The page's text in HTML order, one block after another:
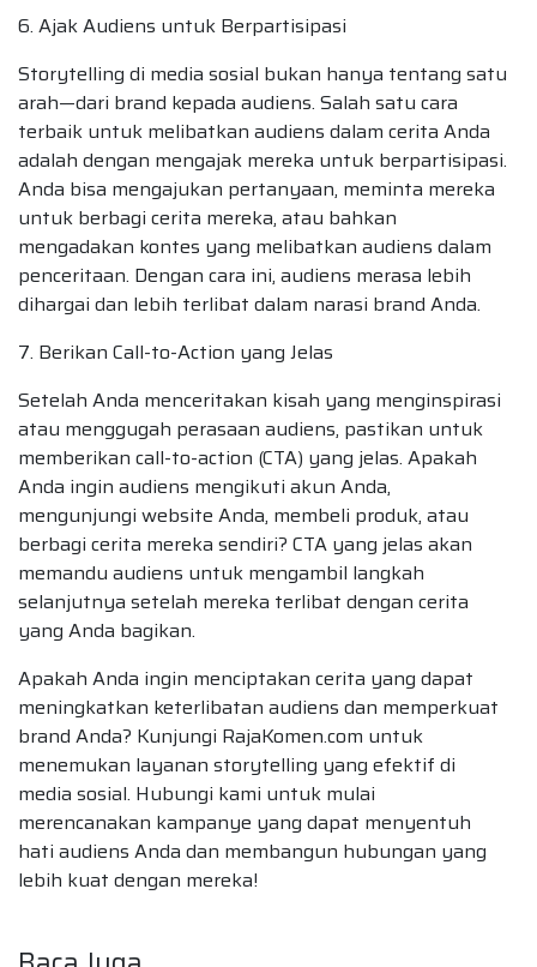
6. Ajak Audiens untuk Berpartisipasi
Storytelling di media sosial bukan hanya tentang satu
arah—dari brand kepada audiens. Salah satu cara
terbaik untuk melibatkan audiens dalam cerita Anda
adalah dengan mengajak mereka untuk berpartisipasi.
Anda bisa mengajukan pertanyaan, meminta mereka
untuk berbagi cerita mereka, atau bahkan
mengadakan kontes yang melibatkan audiens dalam
penceritaan. Dengan cara ini, audiens merasa lebih
dihargai dan lebih terlibat dalam narasi brand Anda.
7. Berikan Call-to-Action yang Jelas
Setelah Anda menceritakan kisah yang menginspirasi
atau menggugah perasaan audiens, pastikan untuk
memberikan call-to-action (CTA) yang jelas. Apakah
Anda ingin audiens mengikuti akun Anda,
mengunjungi website Anda, membeli produk, atau
berbagi cerita mereka sendiri? CTA yang jelas akan
memandu audiens untuk mengambil langkah
selanjutnya setelah mereka terlibat dengan cerita
yang Anda bagikan.
Apakah Anda ingin menciptakan cerita yang dapat
meningkatkan keterlibatan audiens dan memperkuat
brand Anda? Kunjungi RajaKomen.com untuk
menemukan layanan storytelling yang efektif di
media sosial. Hubungi kami untuk mulai
merencanakan kampanye yang dapat menyentuh
hati audiens Anda dan membangun hubungan yang
lebih kuat dengan mereka!